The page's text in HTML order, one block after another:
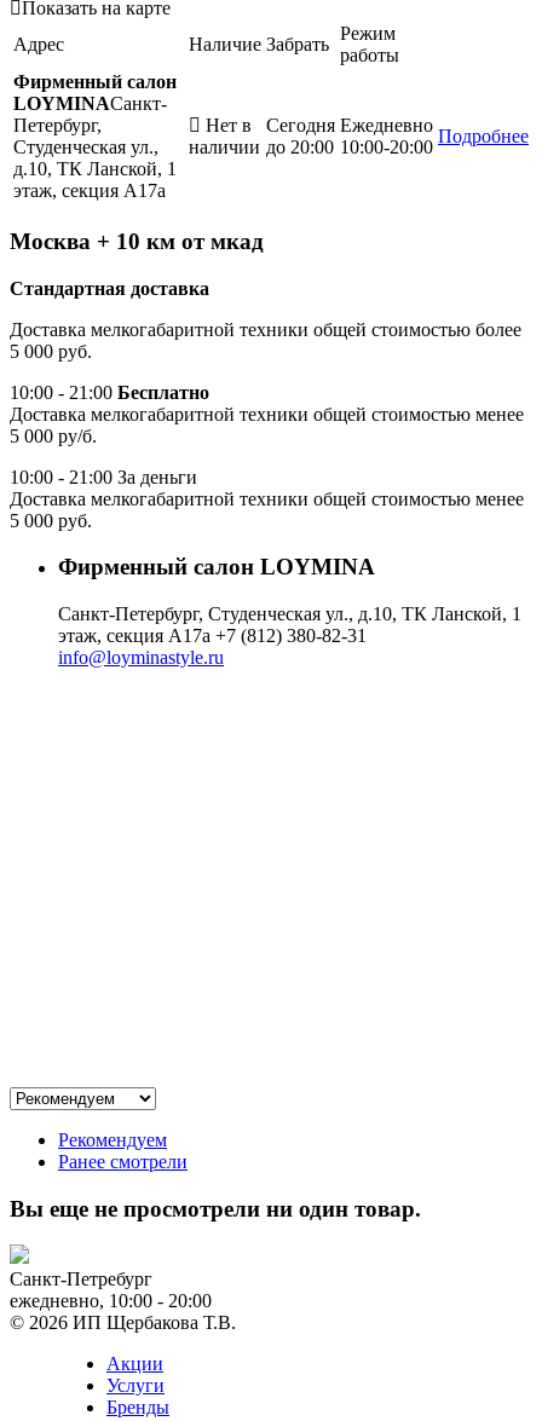
Показать на карте
Адрес
Наличие Забрать
Режим
работы
Фирменный салон
LOYMINAСанкт-
Петербург,
Студенческая ул.,
д.10, ТК Ланской, 1
этаж, секция А17а
Нет в
наличии
Сегодня
до 20:00
Ежедневно
10:00-20:00
Подробнее
Москва + 10 км от мкад
Стандартная доставка
Доставка мелкогабаритной техники общей стоимостью более
5 000 руб.
10:00 - 21:00 Бесплатно
Доставка мелкогабаритной техники общей стоимостью менее
5 000 ру/б.
10:00 - 21:00 За деньги
Доставка мелкогабаритной техники общей стоимостью менее
5 000 руб.
Фирменный салон LOYMINA
Санкт-Петербург, Студенческая ул., д.10, ТК Ланской, 1
этаж, секция А17а +7 (812) 380-82-31
info@loyminastyle.ru
Рекомендуем
Ранее смотрели
Вы еще не просмотрели ни один товар.
Санкт-Петребург
ежедневно, 10:00 - 20:00
© 2026 ИП Щербакова Т.В.
Акции
Услуги
Бренды